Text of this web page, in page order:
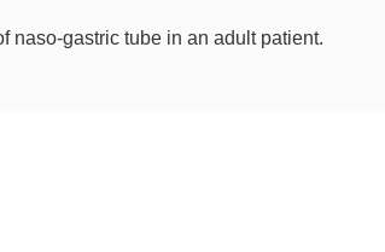
naso-gastric tube in an adult patient.